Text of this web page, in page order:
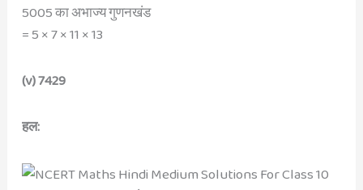
5005 का अभाज्य गुणनखंड
= 5 × 7 × 11 × 13
(v) 7429
हल: